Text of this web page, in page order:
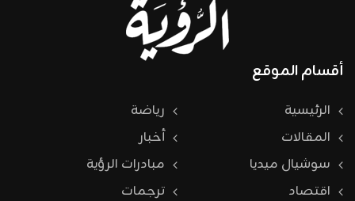
أقسام الموقع
الرئيسية
رياضة
المقالات
أخبار
سوشيال ميديا
مبادرات الرؤية
اقتصاد
ترجمات